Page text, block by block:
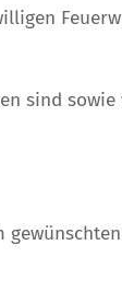
sind